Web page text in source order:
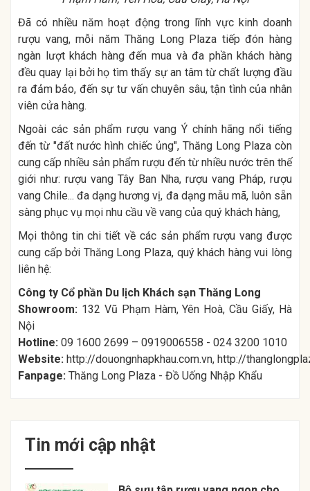
Đã có nhiều năm hoạt động trong lĩnh vực kinh doanh
rượu vang, mỗi năm Thăng Long Plaza tiếp đón hàng
ngàn lượt khách hàng đến mua và đa phần khách hàng
đều quay lại bởi họ tìm thấy sự an tâm từ chất lượng đầu
ra đảm bảo, đến sự tư vấn chuyên sâu, tận tình của nhân
viên cửa hàng.
Ngoài các sản phẩm rượu vang Ý chính hãng nổi tiếng
đến từ "đất nước hình chiếc ủng", Thăng Long Plaza còn
cung cấp nhiều sản phẩm rượu đến từ nhiều nước trên thế
giới như: rượu vang Tây Ban Nha, rượu vang Pháp, rượu
vang Chile... đa dạng hương vị, đa dạng mẫu mã, luôn sẵn
sàng phục vụ mọi nhu cầu về vang của quý khách hàng,
Mọi thông tin chi tiết về các sản phẩm rượu vang được
cung cấp bởi Thăng Long Plaza, quý khách hàng vui lòng
liên hệ:
Công ty Cổ phần Du lịch Khách sạn Thăng Long
Showroom: 132 Vũ Phạm Hàm, Yên Hoà, Cầu Giấy, Hà
Nội
Hotline: 09 1600 2699 – 0919006558 - 024 3200 1010
Website: http://douongnhapkhau.com.vn, http://
Fanpage: Thăng Long Plaza - Đồ Uống Nhập Khẩu
Tin mới cập nhật